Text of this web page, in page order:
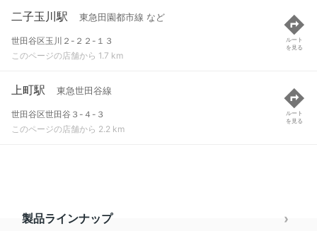
二子玉川駅 東急田園都市線 など
世田谷区玉川２-２２-１３
このページの店舗から 1.7 km
ルート
を見る
上町駅 東急世田谷線
世田谷区世田谷３-４-３
このページの店舗から 2.2 km
ルート
を見る
製品ラインナップ